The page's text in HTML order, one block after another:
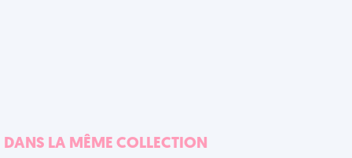
DANS LA MÊME COLLECTION